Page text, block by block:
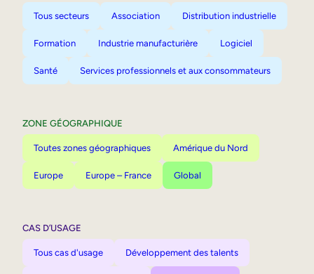
Tous secteurs Association Distribution industrielle
Formation Industrie manufacturière Logiciel
Santé Services professionnels et aux consommateurs
ZONE GÉOGRAPHIQUE
Toutes zones géographiques Amérique du Nord
Europe Europe – France Global
CAS D’USAGE
Tous cas d'usage Développement des talents